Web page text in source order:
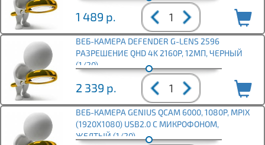
1 489 р.
ВЕБ-КАМЕРА DEFENDER G-LENS 2596
РАЗРЕШЕНИЕ QHD 4K 2160P, 12МП, ЧЕРНЫЙ
(1/20)
2 339 р.
ВЕБ-КАМЕРА GENIUS QCAM 6000, 1080P, MPIX
(1920X1080) USB2.0 С МИКРОФОНОМ,
ЖЕЛТЫЙ (1/20)